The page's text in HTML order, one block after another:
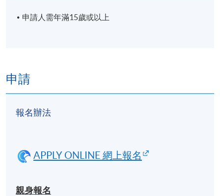
申請人需年滿15歲或以上
申請
報名辦法
APPLY ONLINE 網上報名
親身報名